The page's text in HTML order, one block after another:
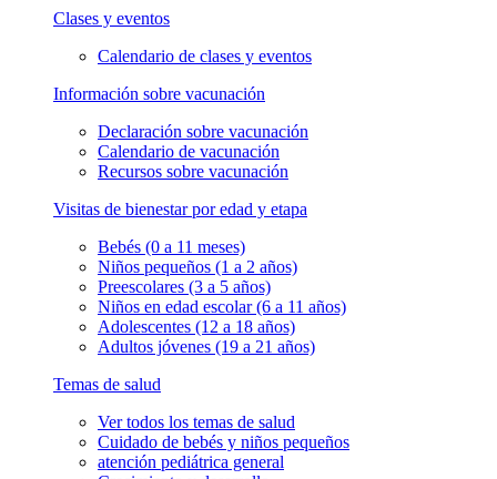
Clases y eventos
Calendario de clases y eventos
Información sobre vacunación
Declaración sobre vacunación
Calendario de vacunación
Recursos sobre vacunación
Visitas de bienestar por edad y etapa
Bebés (0 a 11 meses)
Niños pequeños (1 a 2 años)
Preescolares (3 a 5 años)
Niños en edad escolar (6 a 11 años)
Adolescentes (12 a 18 años)
Adultos jóvenes (19 a 21 años)
Temas de salud
Ver todos los temas de salud
Cuidado de bebés y niños pequeños
atención pediátrica general